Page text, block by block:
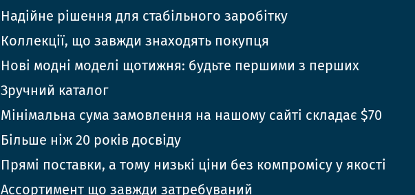
Надійне рішення для стабільного заробітку
Коллекції, що завжди знаходять покупця
Нові модні моделі щотижня: будьте першими з перших
Зручний каталог
Мінімальна сума замовлення на нашому сайті складає $70
Більше ніж 20 років досвіду
Прямі поставки, а тому низькі ціни без компромісу у якості
Ассортимент що завжди затребуваний